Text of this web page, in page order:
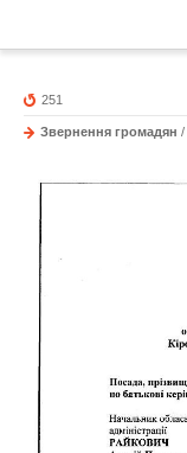
251
Звернення громадян /